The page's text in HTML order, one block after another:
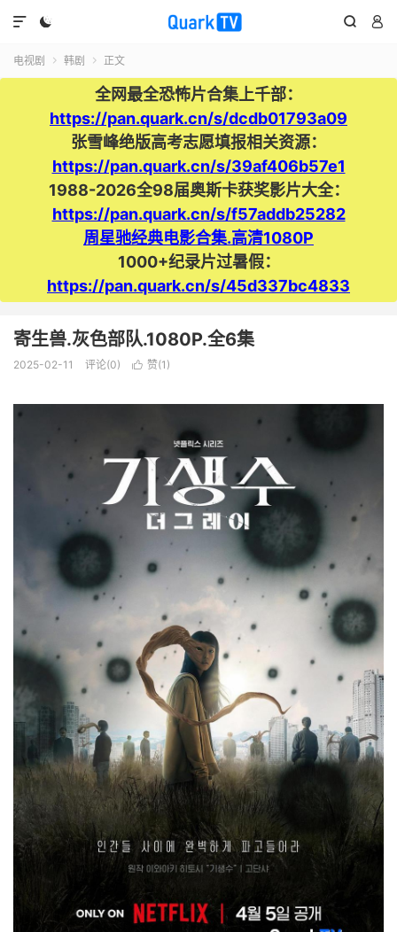
  

电视剧  韩剧  正文
全网最全恐怖片合集上千部：
https://pan.quark.cn/s/dcdb01793a09
张雪峰绝版高考志愿填报相关资源：
https://pan.quark.cn/s/39af406b57e1
1988-2026全98届奥斯卡获奖影片大全：
https://pan.quark.cn/s/f57addb25282
周星驰经典电影合集.高清1080P
1000+纪录片过暑假：
https://pan.quark.cn/s/45d337bc4833
寄生兽.灰色部队.1080P.全6集
2025-02-11 评论(0)  赞(1 )